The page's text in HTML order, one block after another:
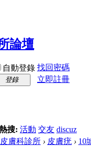
自動登錄 找回密碼
登錄
立即註冊
搜: 活動 交友 discuz
皮膚科診所 › 皮膚疣 › 10